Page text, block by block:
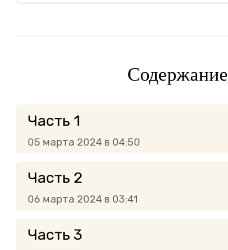
Содержание
Часть 1
05 марта 2024 в 04:50
Часть 2
06 марта 2024 в 03:41
Часть 3